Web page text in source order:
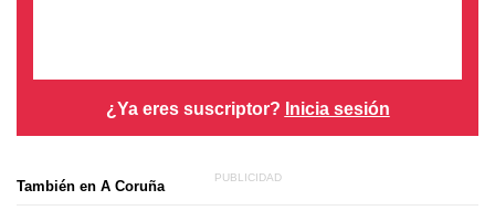
¿Ya eres suscriptor? Inicia sesión
También en A Coruña